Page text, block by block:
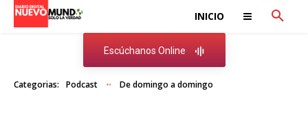
INICIO
Escúchanos Online
Categorias: Podcast De domingo a domingo